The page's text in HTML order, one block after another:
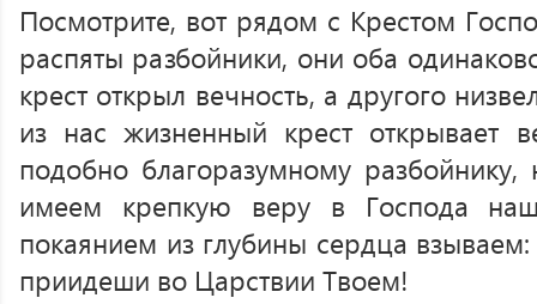
Посмотрите, вот рядом с Крестом
распяты разбойники, они оба
крест открыл вечность, а другого
из нас жизненный крест открывает
подобно благоразумному
имеем крепкую веру в Господа
покаянием из глубины сердца
приидеши во Царствии Твоем!